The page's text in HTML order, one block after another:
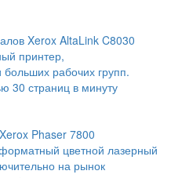
Xerox AltaLink C8030
принтер,
рабочих групп.
30 страниц в минуту
Phaser 7800
цветной лазерный
на рынок